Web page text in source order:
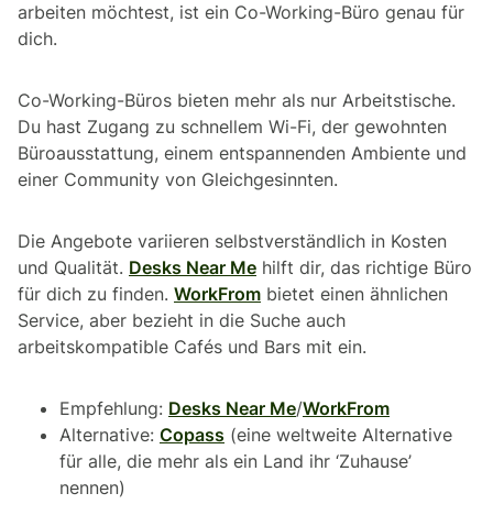
arbeiten möchtest, ist ein Co-Working-Büro genau für
dich.
Co-Working-Büros bieten mehr als nur Arbeitstische.
Du hast Zugang zu schnellem Wi-Fi, der gewohnten
Büroausstattung, einem entspannenden Ambiente und
einer Community von Gleichgesinnten.
Die Angebote variieren selbstverständlich in Kosten
und Qualität. Desks Near Me hilft dir, das richtige Büro
für dich zu finden. WorkFrom bietet einen ähnlichen
Service, aber bezieht in die Suche auch
arbeitskompatible Cafés und Bars mit ein.
Empfehlung: Desks Near Me/WorkFrom
Alternative: Copass (eine weltweite Alternative
für alle, die mehr als ein Land ihr ‘Zuhause’
nennen)